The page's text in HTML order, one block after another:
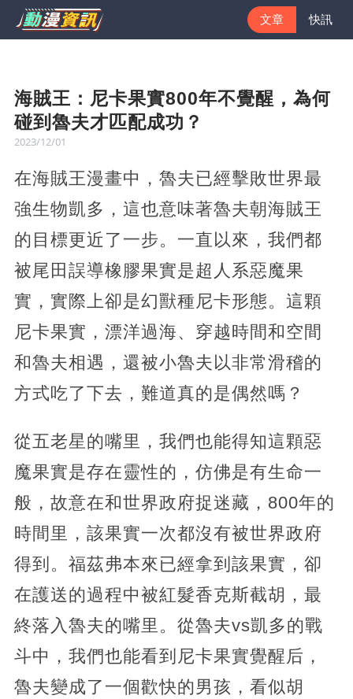
文章 快訊
海賊王：尼卡果實800年不覺醒，為何
碰到魯夫才匹配成功？
2023/12/01
在海賊王漫畫中，魯夫已經擊敗世界最
強生物凱多，這也意味著魯夫朝海賊王
的目標更近了一步。一直以來，我們都
被尾田誤導橡膠果實是超人系惡魔果
實，實際上卻是幻獸種尼卡形態。這顆
尼卡果實，漂洋過海、穿越時間和空間
和魯夫相遇，還被小魯夫以非常滑稽的
方式吃了下去，難道真的是偶然嗎？
從五老星的嘴里，我們也能得知這顆惡
魔果實是存在靈性的，仿佛是有生命一
般，故意在和世界政府捉迷藏，800年的
時間里，該果實一次都沒有被世界政府
得到。福茲弗本來已經拿到該果實，卻
在護送的過程中被紅髮香克斯截胡，最
終落入魯夫的嘴里。從魯夫vs凱多的戰
斗中，我們也能看到尼卡果實覺醒后，
魯夫變成了一個歡快的男孩，看似胡